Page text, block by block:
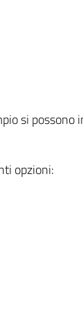
si possono
opzioni: